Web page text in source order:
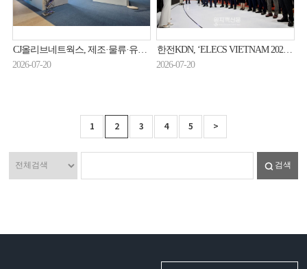
CJ올리브네트웍스, 제조·물류·유통 전 산업 AI 전환 돕는다
2026-07-20
한전KDN, ‘ELECS VIETNAM 2026’서 ‘K-에너지ICT’ 인기
2026-07-20
1 2 3 4 5 >
검색